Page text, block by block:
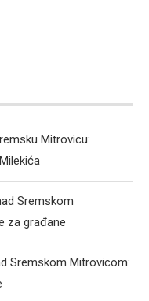
Mitrovicu:
Sremskom
za građane
Sremskom Mitrovicom: